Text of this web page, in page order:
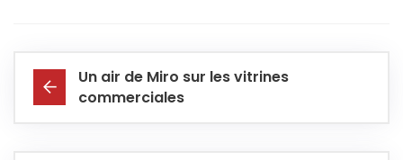
Un air de Miro sur les vitrines
commerciales